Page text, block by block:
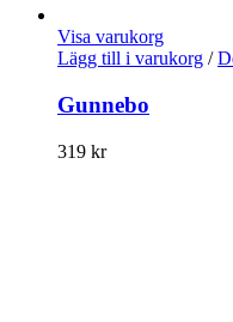
Visa varukorg
Lägg till i varukorg /
Gunnebo
319 kr